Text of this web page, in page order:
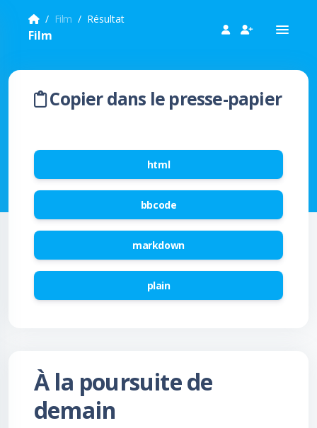
Film Résultat
Film
Copier dans le presse-papier
html
bbcode
markdown
plain
À la poursuite de
demain